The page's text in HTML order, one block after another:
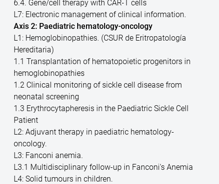
6.4. Gene/cell therapy with CAR-T cells
L7: Electronic management of clinical information.
Axis 2: Paediatric hematology-oncology
L1: Hemoglobinopathies. (CSUR de Eritropatología
Hereditaria)
1.1 Transplantation of hematopoietic progenitors in
hemoglobinopathies
1.2 Clinical monitoring of sickle cell disease from
neonatal screening
1.3 Erythrocytapheresis in the Paediatric Sickle Cell
Patient
L2: Adjuvant therapy in paediatric hematology-
oncology.
L3: Fanconi anemia.
L3.1 Multidisciplinary follow-up in Fanconi's Anemia
L4: Solid tumours in children.